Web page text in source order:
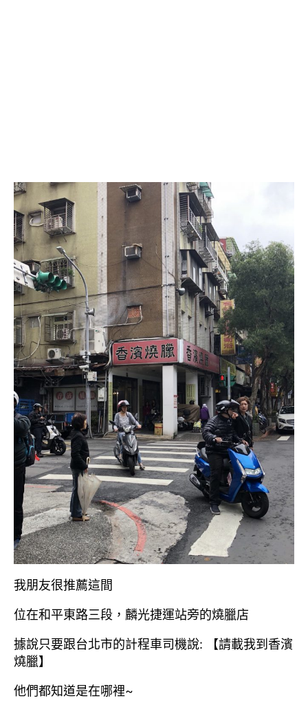
我朋友很推薦這間
位在和平東路三段，麟光捷運站旁的燒臘店
據說只要跟台北市的計程車司機說: 【請載我到香濱
燒臘】
他們都知道是在哪裡~